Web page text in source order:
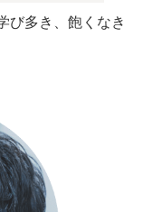
び多き、飽くなき